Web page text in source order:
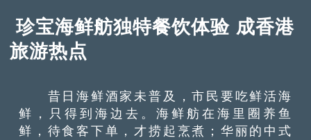
珍宝海鲜舫独特餐饮体验 成香港
旅游热点
昔日海鲜酒家未普及，市民要吃鲜活海
鲜，只得到海边去。海鲜舫在海里圈养鱼
鲜，待食客下单，才捞起烹煮；华丽的中式